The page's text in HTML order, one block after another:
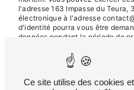
l'adresse 163 Impasse du Teura,
électronique à l'adresse
d'identité pourra vous être
données pendant la période de
durée de prescription légale
contentieux. Vous avez le droit
d'opposition au démarchage
.
d’informations sur vos droits.
Ce site utilise des cookies et